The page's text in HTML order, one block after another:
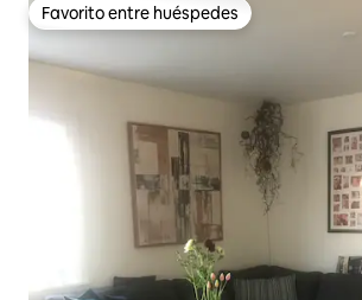
Favorito entre huéspedes
Favorito entre huéspedes